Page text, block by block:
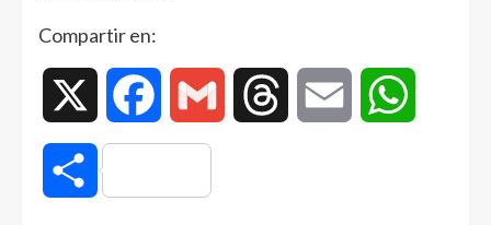
Compartir en:
Facebook Gmail Threads Email
Compartir